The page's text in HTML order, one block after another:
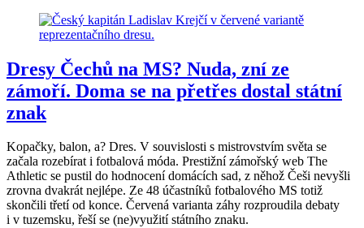
Dresy Čechů na MS? Nuda, zní ze
zámoří. Doma se na přetřes dostal státní
znak
Kopačky, balon, a? Dres. V souvislosti s mistrovstvím světa se
začala rozebírat i fotbalová móda. Prestižní zámořský web The
Athletic se pustil do hodnocení domácích sad, z něhož Češi nevyšli
zrovna dvakrát nejlépe. Ze 48 účastníků fotbalového MS totiž
skončili třetí od konce. Červená varianta záhy rozproudila debaty
i v tuzemsku, řeší se (ne)využití státního znaku.